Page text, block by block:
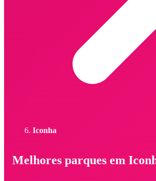
Iconha
Melhores parques em